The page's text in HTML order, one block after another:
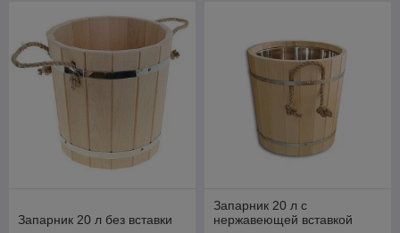
Запарник 20 л без вставки
Запарник 20 л с
нержавеющей вставкой